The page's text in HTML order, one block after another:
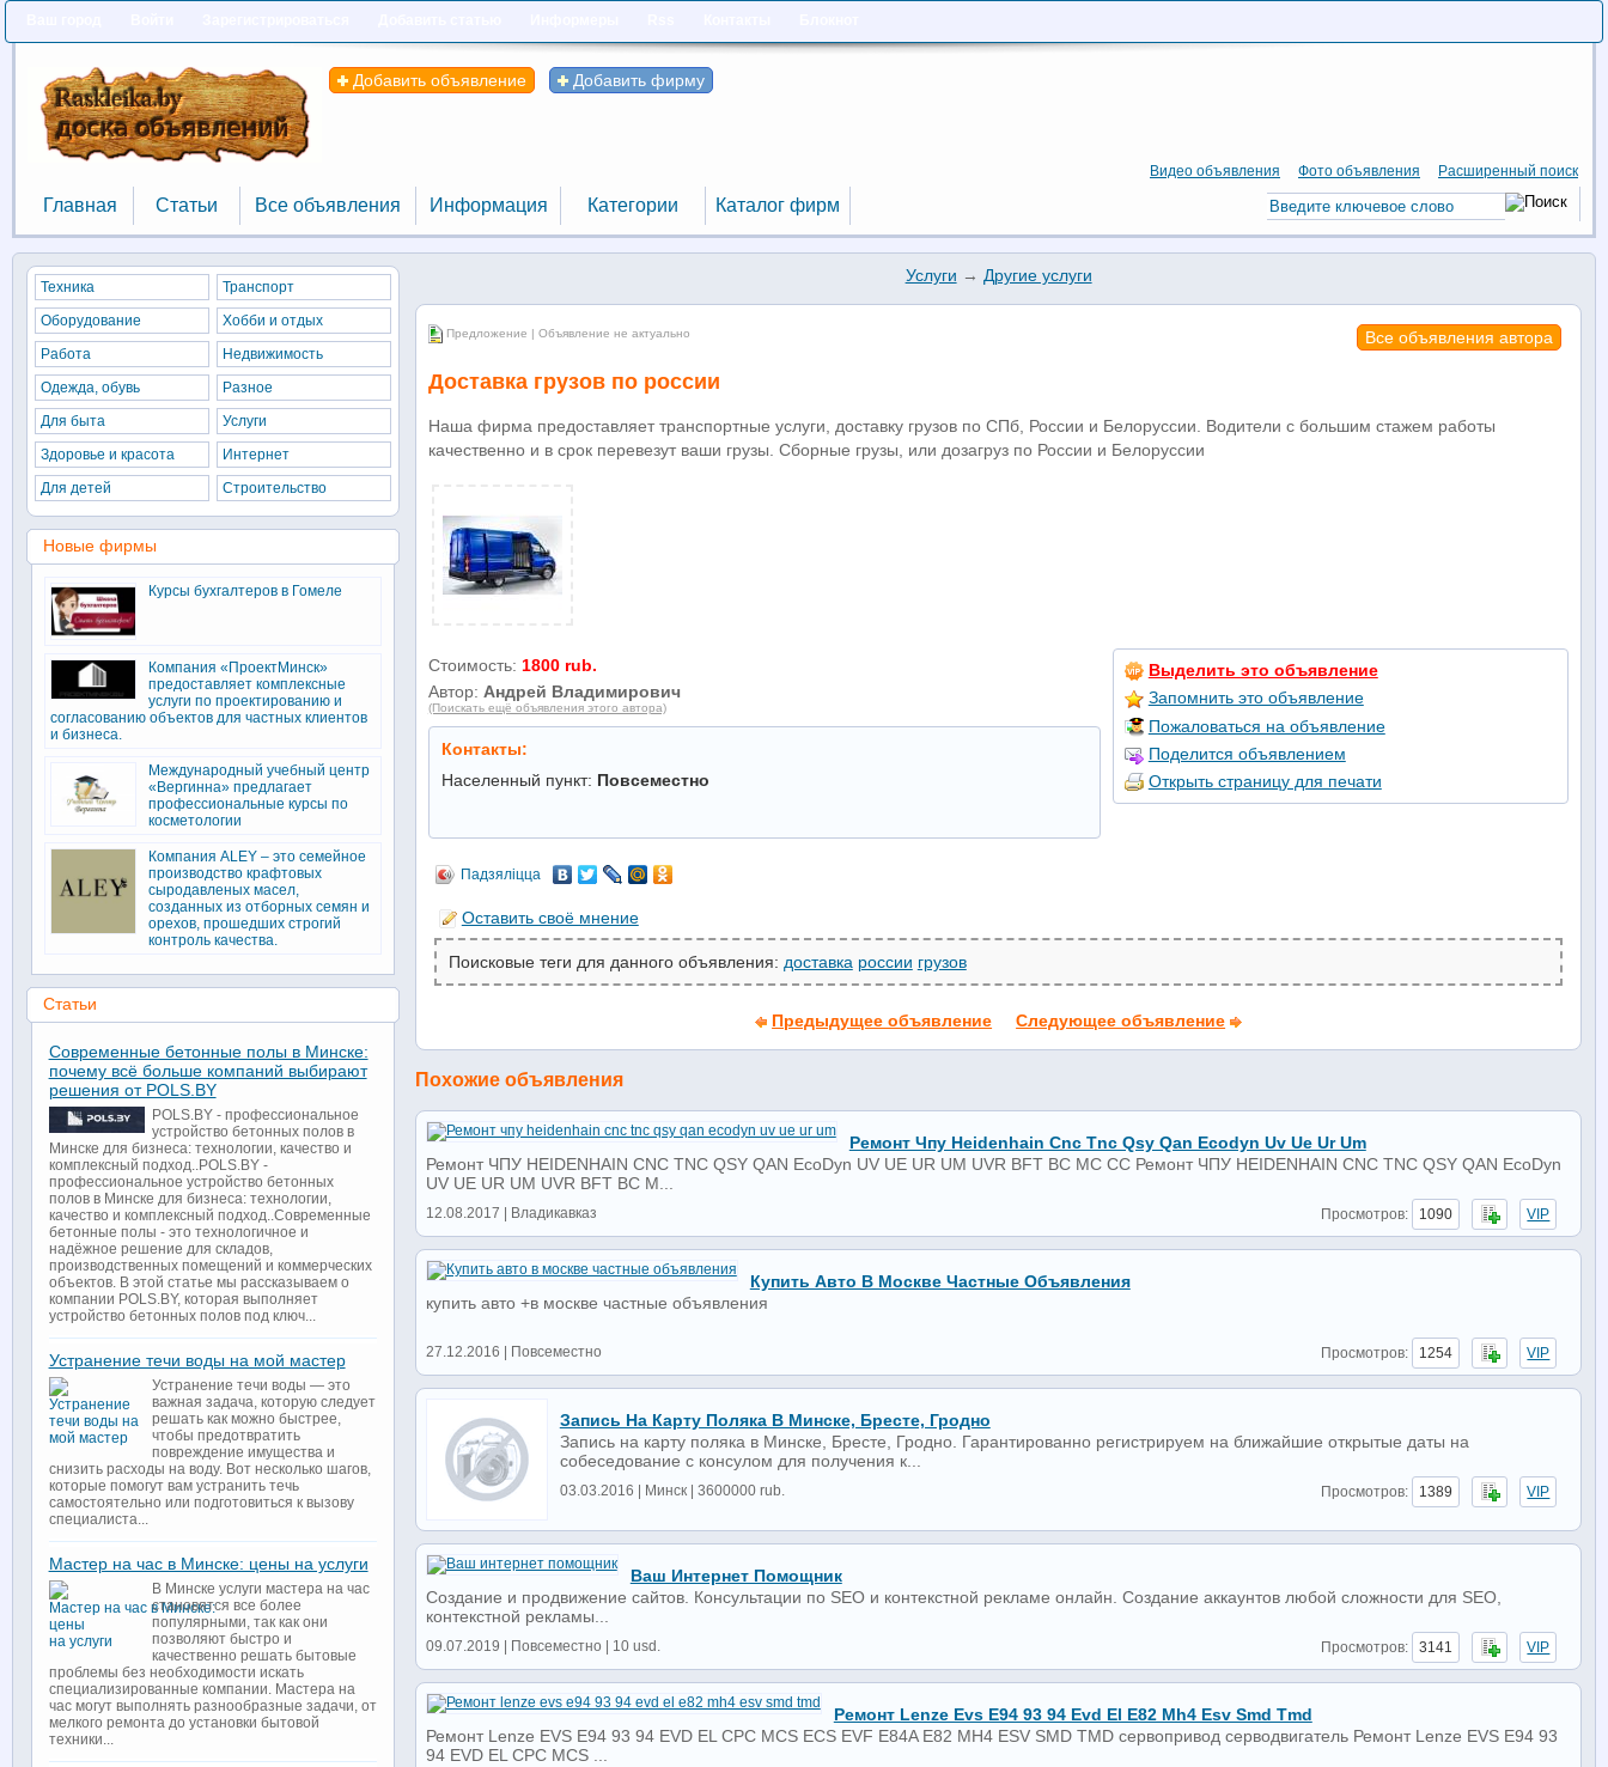
Добавить объявление Добавить фирму
Видео объявления Фото объявления Расширенный поиск
Главная
Главная
Статьи
Статьи
Все объявления
Все объявления
Информация Категории Каталог фирм
Услуги → Другие услуги
Все объявления автора
Предложение | Объявление не актуально
Доставка грузов по россии
Наша фирма предоставляет транспортные услуги, доставку грузов по СПб, России и Белоруссии. Водители с большим стажем работы
качественно и в срок перевезут ваши грузы. Сборные грузы, или дозагруз по России и Белоруссии
Стоимость: 1800 rub.
Автор: Андрей Владимирович
(Поискать ещё объявления этого автора)
Контакты:
Населенный пункт: Повсеместно
Выделить это объявление
Запомнить это объявление
Пожаловаться на объявление
Поделится объявлением
Открыть страницу для печати
Падзяліцца
Оставить своё мнение
Поисковые теги для данного объявления: доставка россии грузов
Предыдущее объявление Следующее объявление
Похожие объявления
Ремонт Чпу Heidenhain Cnc Tnc Qsy Qan Ecodyn Uv Ue Ur Um
Ремонт ЧПУ HEIDENHAIN CNC TNC QSY QAN EcoDyn UV UE UR UM UVR BFT BC MC CC Ремонт ЧПУ HEIDENHAIN CNC TNC QSY QAN EcoDyn
UV UE UR UM UVR BFT BC M...
12.08.2017 | Владикавказ Просмотров: 1090 VIP
Купить Авто В Москве Частные Объявления
купить авто +в москве частные объявления
27.12.2016 | Повсеместно Просмотров: 1254 VIP
Запись На Карту Поляка В Минске, Бресте, Гродно
Запись на карту поляка в Минске, Бресте, Гродно. Гарантированно регистрируем на ближайшие открытые даты на
собеседование с консулом для получения к...
03.03.2016 | Минск | 3600000 rub. Просмотров: 1389 VIP
Ваш Интернет Помощник
Cоздание и продвижение сайтов. Консультации по SEO и контекстной рекламе онлайн. Создание аккаунтов любой сложности для SEO,
контекстной рекламы...
09.07.2019 | Повсеместно | 10 usd. Просмотров: 3141 VIP
Ремонт Lenze Evs E94 93 94 Evd El E82 Mh4 Esv Smd Tmd
Ремонт Lenze EVS E94 93 94 EVD EL CPC MCS ECS EVF E84A E82 MH4 ESV SMD TMD сервопривод серводвигатель Ремонт Lenze EVS E94 93
94 EVD EL CPC MCS ...
Техника
Транспорт
Оборудование
Хобби и отдых
Работа
Недвижимость
Одежда, обувь
Разное
Для быта
Услуги
Здоровье и красота
Интернет
Для детей
Строительство
Новые фирмы
Курсы бухгалтеров в Гомеле
Компания «ПроектМинск»
предоставляет комплексные
услуги по проектированию и
согласованию объектов для частных клиентов
и бизнеса.
Международный учебный центр
«Вергинна» предлагает
профессиональные курсы по
косметологии
Компания ALEY – это семейное
производство крафтовых
сыродавленых масел,
созданных из отборных семян и
орехов, прошедших строгий
контроль качества.
Статьи
Современные бетонные полы в Минске:
почему всё больше компаний выбирают
решения от POLS.BY
POLS.BY - профессиональное
устройство бетонных полов в
Минске для бизнеса: технологии, качество и
комплексный подход..POLS.BY -
профессиональное устройство бетонных
полов в Минске для бизнеса: технологии,
качество и комплексный подход..Современные
бетонные полы - это технологичное и
надёжное решение для складов,
производственных помещений и коммерческих
объектов. В этой статье мы рассказываем о
компании POLS.BY, которая выполняет
устройство бетонных полов под ключ...
Устранение течи воды на мой мастер
Устранение течи воды — это
важная задача, которую следует
решать как можно быстрее,
чтобы предотвратить
повреждение имущества и
снизить расходы на воду. Вот несколько шагов,
которые помогут вам устранить течь
самостоятельно или подготовиться к вызову
специалиста...
Мастер на час в Минске: цены на услуги
В Минске услуги мастера на час
становятся все более
популярными, так как они
позволяют быстро и
качественно решать бытовые
проблемы без необходимости искать
специализированные компании. Мастера на
час могут выполнять разнообразные задачи, от
мелкого ремонта до установки бытовой
техники...